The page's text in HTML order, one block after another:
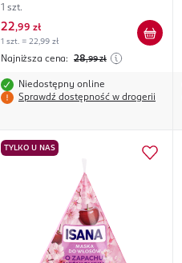
1 szt.
22,99 zł
1 szt. = 22,99 zł
Najniższa cena: 28,99 zł
Niedostępny online
Sprawdź dostępność w drogerii
TYLKO U NAS